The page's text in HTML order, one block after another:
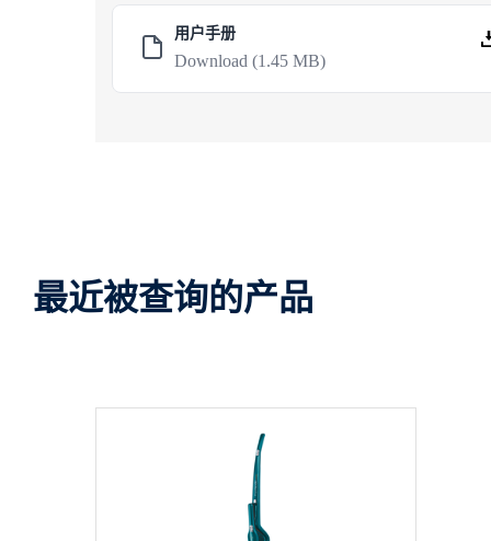
用户手册
Download (1.45 MB)
最近被查询的产品